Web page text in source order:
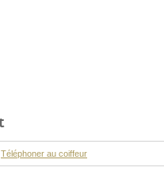
Téléphoner au coiffeur